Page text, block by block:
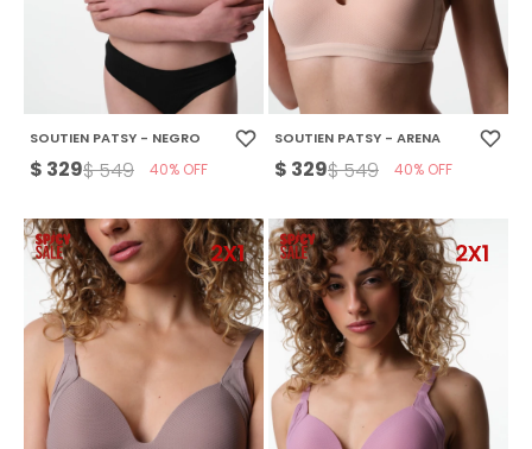
SOUTIEN PATSY - NEGRO
$ 329$549 40
SOUTIEN PATSY - ARENA
$ 329$549 40